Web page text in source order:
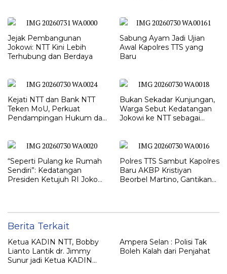
Jejak Pembangunan
Jokowi: NTT Kini Lebih
Terhubung dan Berdaya
Sabung Ayam Jadi Ujian
Awal Kapolres TTS yang
Baru
Kejati NTT dan Bank NTT
Teken MoU, Perkuat
Pendampingan Hukum dan
Bukan Sekadar Kunjungan,
Warga Sebut Kedatangan
Jokowi ke NTT sebagai
“Seperti Pulang ke Rumah
Sendiri”: Kedatangan
Presiden Ketujuh RI Joko
Polres TTS Sambut Kapolres
Baru AKBP Kristiyan
Beorbel Martino, Gantikan
Berita Terkait
Ketua KADIN NTT, Bobby
Lianto Lantik dr. Jimmy
Sunur jadi Ketua KADIN
Ampera Selan : Polisi Tak
Boleh Kalah dari Penjahat